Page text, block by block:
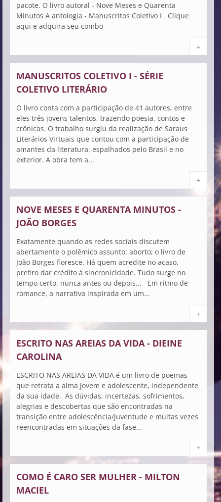
pacote. O livro autoral - Nove Meses e Quarenta
Minutos A antologia - Manuscritos Coletivo I Clique
aqui e adquira seu combo
+
MANUSCRITOS COLETIVO I - SÉRIE
COLETIVO LITERÁRIO
O livro conta com a participação de 41 autores, entre
eles três jovens talentos, trazendo poesia, contos e
crônicas. O trabalho surgiu da realização de Saraus
Literários Virtuais que contou com a participação de
amantes da literatura, espalhados pelo Brasil e no
exterior. A obra tem a...
+
NOVE MESES E QUARENTA MINUTOS -
JOÃO BORGES
Exatamente quando as redes sociais discutem
abertamente o polêmico assunto: aborto; o livro de
João Borges floresce. Há quem acredite no acaso,
prefiro dar crédito à sincronicidade. Tudo surge no
tempo certo, nunca antes ou depois... Em ritmo de
romance, a narrativa inspirada em um...
+
ESCRITO NAS AREIAS DA VIDA - DIEINE
CAROLINA
ESCRITO NAS AREIAS DA VIDA é um livro de poemas
que retrata a alma jovem e adolescente, independente
da sua idade. As dúvidas, incertezas, sofrimentos,
alegrias e descobertas que são encontradas na
transição entre adolescência/juventude e muitas vezes
reencontradas em situações da fase...
+
COMO É CARO SER MULHER - MILTON
MACIEL